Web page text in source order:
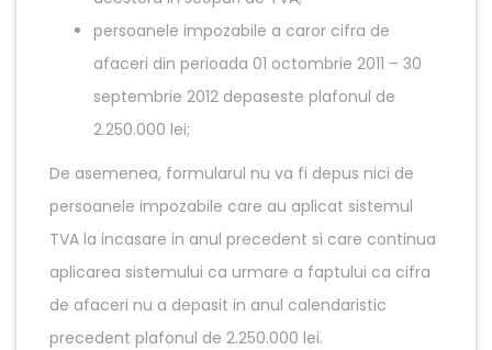
persoanele impozabile a caror cifra de
afaceri din perioada 01 octombrie 2011 – 30
septembrie 2012 depaseste plafonul de
2.250.000 lei;
De asemenea, formularul nu va fi depus nici de
persoanele impozabile care au aplicat sistemul
TVA la incasare in anul precedent si care continua
aplicarea sistemului ca urmare a faptului ca cifra
de afaceri nu a depasit in anul calendaristic
precedent plafonul de 2.250.000 lei.